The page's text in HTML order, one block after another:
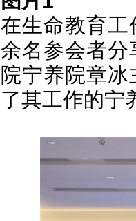
在生命教育
余名参会者
院宁养院章
了其工作的宁